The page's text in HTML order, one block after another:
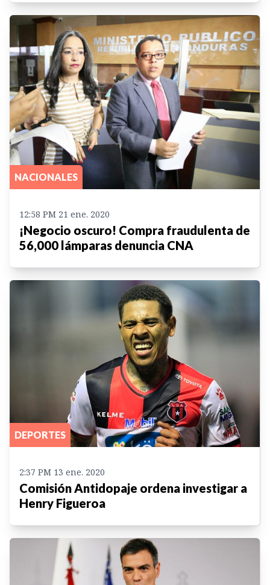
NACIONALES
12:58 PM 21 ene. 2020
¡Negocio oscuro! Compra fraudulenta de
56,000 lámparas denuncia CNA
DEPORTES
2:37 PM 13 ene. 2020
Comisión Antidopaje ordena investigar a
Henry Figueroa